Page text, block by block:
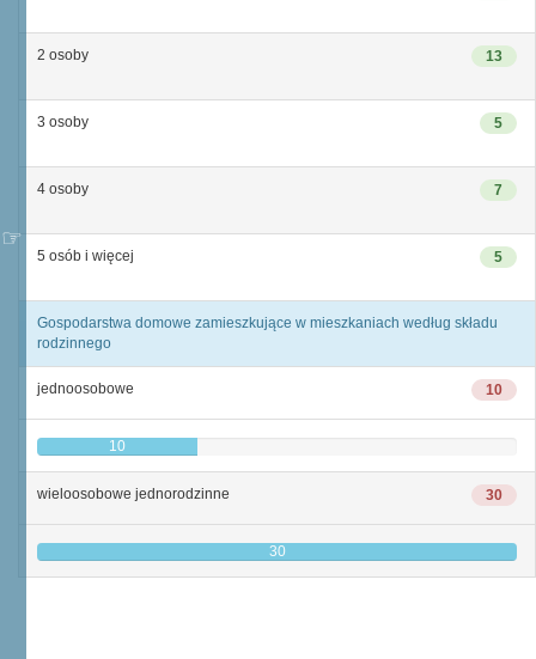
13
2 osoby
5
3 osoby
7
4 osoby
5
5 osób i więcej
Gospodarstwa domowe zamieszkujące w mieszkaniach według składu
rodzinnego
10
jednoosobowe
10
30
wieloosobowe jednorodzinne
30